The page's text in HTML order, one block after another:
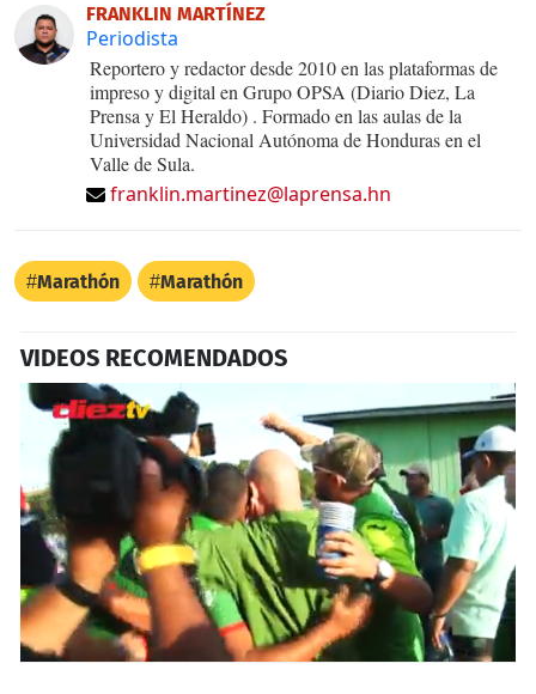
FRANKLIN MARTÍNEZ
Periodista
Reportero y redactor desde 2010 en las plataformas de
impreso y digital en Grupo OPSA (Diario Diez, La
Prensa y El Heraldo) . Formado en las aulas de la
Universidad Nacional Autónoma de Honduras en el
Valle de Sula.
franklin.martinez@laprensa.hn
Marathón Marathón
VIDEOS RECOMENDADOS